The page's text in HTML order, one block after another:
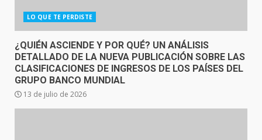
LO QUE TE PERDISTE
¿QUIÉN ASCIENDE Y POR QUÉ? UN ANÁLISIS
DETALLADO DE LA NUEVA PUBLICACIÓN SOBRE LAS
CLASIFICACIONES DE INGRESOS DE LOS PAÍSES DEL
GRUPO BANCO MUNDIAL
13 de julio de 2026